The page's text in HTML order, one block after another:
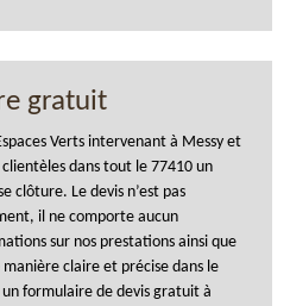
gratuit
Verts intervenant à Messy et
dans tout le 77410 un
clôture. Le devis n’est pas
il ne comporte aucun
sur nos prestations ainsi que
claire et précise dans le
formulaire de devis gratuit à